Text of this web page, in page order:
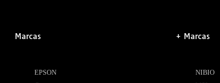
Marcas
EPSON
+ Marcas
NIBIO